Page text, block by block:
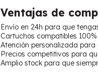
Ventajas de
Envío en 24h para que
Cartuchos compatibles
Atención personalizada
Precios competitivos para
Amplio stock para que